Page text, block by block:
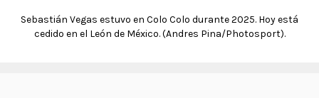
Sebastián Vegas estuvo en Colo Colo durante 2025. Hoy está
cedido en el León de México. (Andres Pina/Photosport).